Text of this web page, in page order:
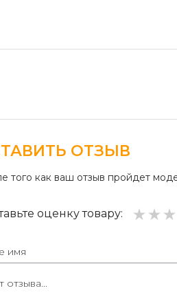
ОТЗЫВ
того как ваш отзыв пройдет
оценку товару: